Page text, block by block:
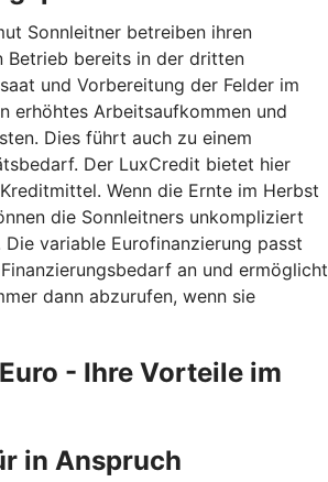
Sonnleitner betreiben ihren
Betrieb bereits in der dritten
und Vorbereitung der Felder im
erhöhtes Arbeitsaufkommen und
Dies führt auch zu einem
Der LuxCredit bietet hier
Wenn die Ernte im Herbst
die Sonnleitners unkompliziert
Die variable Eurofinanzierung passt
an und ermöglicht
dann abzurufen, wenn sie
- Ihre Vorteile im
in Anspruch